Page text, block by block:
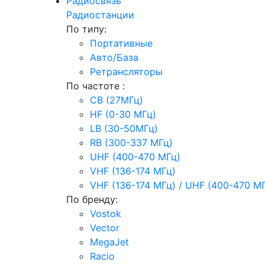
Радиостанции
По типу:
Портативные
Авто/База
Ретрансляторы
По частоте :
CB (27МГц)
HF (0-30 МГц)
LB (30-50МГц)
RB (300-337 МГц)
UHF (400-470 МГц)
VHF (136-174 МГц)
VHF (136-174 МГц) / UHF (400-470
По бренду:
Vostok
Vector
MegaJet
Racio